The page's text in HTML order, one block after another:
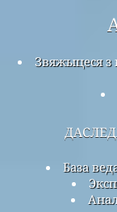
Звяжыцеся з
База